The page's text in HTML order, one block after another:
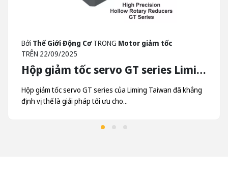
Bởi Thế Giới Động Cơ TRONG Motor giảm tốc
TRÊN 22/09/2025
Hộp giảm tốc servo GT series Liming - Hộp Giảm Tốc Quay Trục Rỗng Liming Taiwan
Hộp giảm tốc servo GT series của Liming Taiwan đã khẳng
định vị thế là giải pháp tối ưu cho...